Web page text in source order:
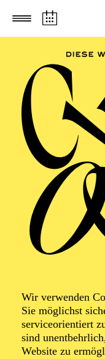
Zum Hauptinhalt
Wir verwenden
Sie möglichst
serviceorientiert
sind
Website zu